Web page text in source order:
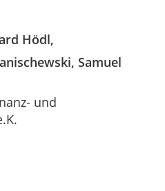
Hödl,
Samuel
und